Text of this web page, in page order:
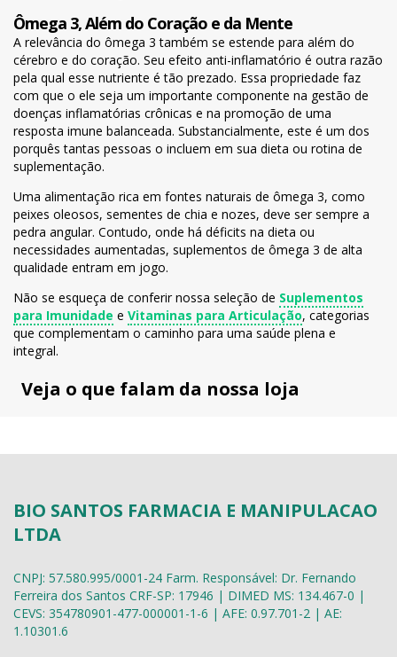
Ômega 3, Além do Coração e da Mente
A relevância do ômega 3 também se estende para além do
cérebro e do coração. Seu efeito anti-inflamatório é outra razão
pela qual esse nutriente é tão prezado. Essa propriedade faz
com que o ele seja um importante componente na gestão de
doenças inflamatórias crônicas e na promoção de uma
resposta imune balanceada. Substancialmente, este é um dos
porquês tantas pessoas o incluem em sua dieta ou rotina de
suplementação.
Uma alimentação rica em fontes naturais de ômega 3, como
peixes oleosos, sementes de chia e nozes, deve ser sempre a
pedra angular. Contudo, onde há déficits na dieta ou
necessidades aumentadas, suplementos de ômega 3 de alta
qualidade entram em jogo.
Não se esqueça de conferir nossa seleção de Suplementos
para Imunidade e Vitaminas para Articulação, categorias
que complementam o caminho para uma saúde plena e
integral.
Veja o que falam da nossa loja
BIO SANTOS FARMACIA E MANIPULACAO
LTDA
CNPJ: 57.580.995/0001-24 Farm. Responsável: Dr. Fernando
Ferreira dos Santos CRF-SP: 17946 | DIMED MS: 134.467-0 |
CEVS: 354780901-477-000001-1-6 | AFE: 0.97.701-2 | AE:
1.10301.6